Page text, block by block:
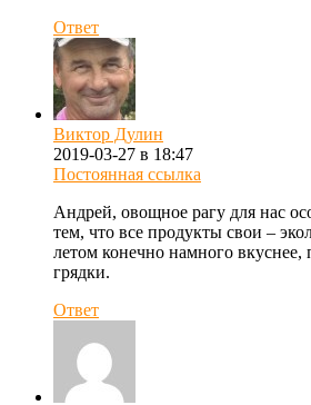
Ответ
Виктор Дулин
2019-03-27 в 18:47
Постоянная ссылка
Андрей, овощное рагу для нас
тем, что все продукты свои –
летом конечно намного вкуснее,
грядки.
Ответ